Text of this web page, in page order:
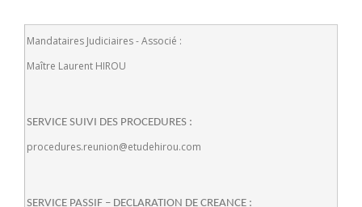
Mandataires Judiciaires - Associé :
Maître Laurent HIROU
SERVICE SUIVI DES PROCEDURES :
procedures.reunion@etudehirou.com
SERVICE PASSIF – DECLARATION DE CREANCE :